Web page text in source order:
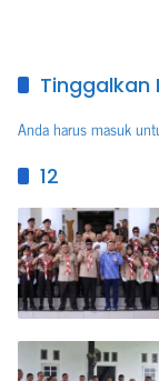
Tinggalkan
Anda harusmasuk
12